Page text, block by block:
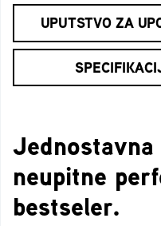
UPUTSTVO ZA
Jednostavna
neupitne
bestseler.